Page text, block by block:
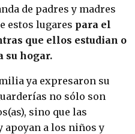
de padres y madres
estos lugares para el
que ellos estudian o
su hogar.
ya expresaron su
no sólo son
sino que las
apoyan a los niños y